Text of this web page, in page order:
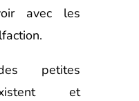
avec les
petites
et